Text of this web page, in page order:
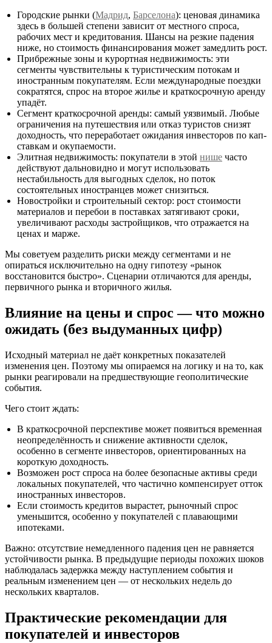
Городские рынки (Мадрид, Барселона): ценовая динамика
здесь в большей степени зависит от местного спроса,
рабочих мест и кредитования. Шансы на резкие падения
ниже, но стоимость финансирования может замедлить рост.
Прибрежные зоны и курортная недвижимость: эти
сегменты чувствительны к туристическим потокам и
иностранным покупателям. Если международные поездки
сократятся, спрос на второе жилье и краткосрочную аренду
упадёт.
Сегмент краткосрочной аренды: самый уязвимый. Любые
ограничения на путешествия или отказ туристов снизят
доходность, что переработает ожидания инвесторов по кап-
ставкам и окупаемости.
Элитная недвижимость: покупатели в этой нише часто
действуют дальновидно и могут использовать
нестабильность для выгодных сделок, но поток
состоятельных иностранцев может снизиться.
Новостройки и строительный сектор: рост стоимости
материалов и перебои в поставках затягивают сроки,
увеличивают расходы застройщиков, что отражается на
ценах и марже.
Мы советуем разделить риски между сегментами и не
опираться исключительно на одну гипотезу «рынок
восстановится быстро». Сценарии отличаются для аренды,
первичного рынка и вторичного жилья.
Влияние на цены и спрос — что можно
ожидать (без выдуманных цифр)
Исходный материал не даёт конкретных показателей
изменения цен. Поэтому мы опираемся на логику и на то, как
рынки реагировали на предшествующие геополитические
события.
Чего стоит ждать:
В краткосрочной перспективе может появиться временная
неопределённость и снижение активности сделок,
особенно в сегменте инвесторов, ориентированных на
короткую доходность.
Возможен рост спроса на более безопасные активы среди
локальных покупателей, что частично компенсирует отток
иностранных инвесторов.
Если стоимость кредитов вырастет, рыночный спрос
уменьшится, особенно у покупателей с плавающими
ипотеками.
Важно: отсутствие немедленного падения цен не равняется
устойчивости рынка. В предыдущие периоды похожих шоков
наблюдалась задержка между наступлением события и
реальным изменением цен — от нескольких недель до
нескольких кварталов.
Практические рекомендации для
покупателей и инвесторов